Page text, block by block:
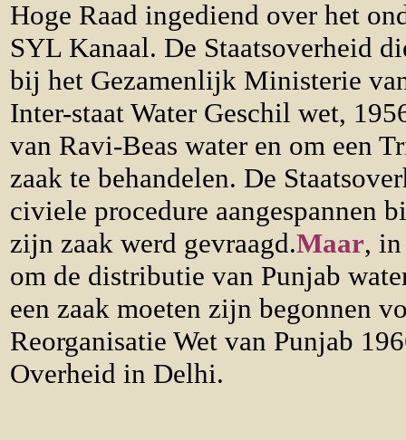
Hoge Raad ingediend over het
SYL Kanaal. De Staatsoverheid
bij het Gezamenlijk Ministerie
Inter-staat Water Geschil wet,
van Ravi-Beas water en om een
zaak te behandelen. De
civiele procedure aangespannen
zijn zaak werd gevraagd.Maar, in
om de distributie van Punjab
een zaak moeten zijn begonnen
Reorganisatie Wet van Punjab
Overheid in Delhi.